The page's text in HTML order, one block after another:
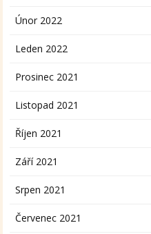
Únor 2022
Leden 2022
Prosinec 2021
Listopad 2021
Říjen 2021
Září 2021
Srpen 2021
Červenec 2021